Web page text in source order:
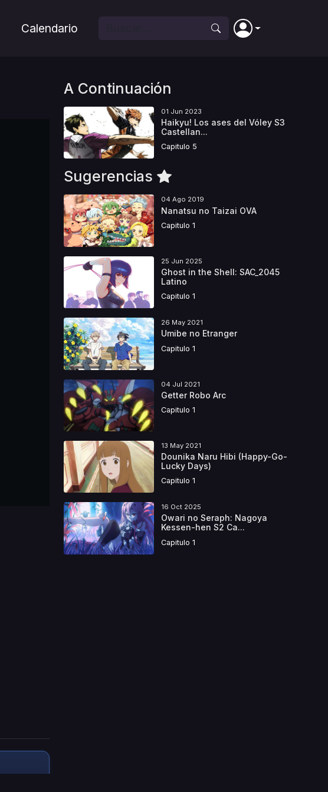
Calendario
A Continuación
01 Jun 2023
Haikyu! Los ases del Vóley S3
Castellan...
Capitulo 5
Sugerencias
04 Ago 2019
Nanatsu no Taizai OVA
Capitulo 1
25 Jun 2025
Ghost in the Shell: SAC_2045
Latino
Capitulo 1
26 May 2021
Umibe no Etranger
Capitulo 1
04 Jul 2021
Getter Robo Arc
Capitulo 1
13 May 2021
Dounika Naru Hibi (Happy-Go-
Lucky Days)
Capitulo 1
16 Oct 2025
Owari no Seraph: Nagoya
Kessen-hen S2 Ca...
Capitulo 1